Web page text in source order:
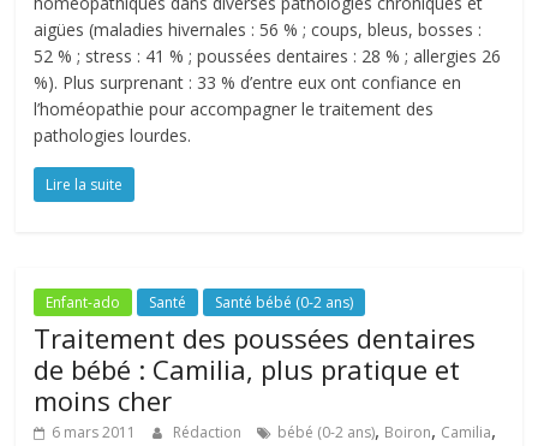
aigües (maladies hivernales : 56 % ; coups, bleus, bosses :
52 % ; stress : 41 % ; poussées dentaires : 28 % ; allergies 26
%). Plus surprenant : 33 % d’entre eux ont confiance en
l’homéopathie pour accompagner le traitement des
pathologies lourdes.
Lire la suite
Enfant-ado Santé Santé bébé (0-2 ans)
Traitement des poussées dentaires
de bébé : Camilia, plus pratique et
moins cher
6 mars 2011 Rédaction bébé (0-2 ans), Boiron, Camilia,